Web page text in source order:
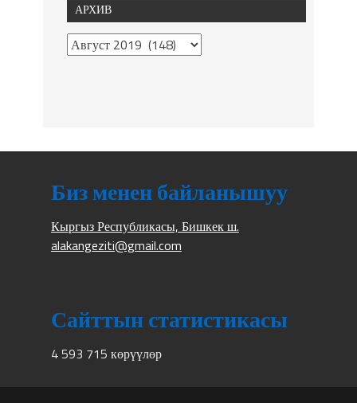
АРХИВ
Биз менен байланышуу
Кыргыз Республикасы, Бишкек ш.
alakangeziti@gmail.com
Сайттын статистикасы
4 593 715 көрүүлөр